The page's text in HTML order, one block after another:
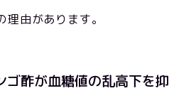
由があります。
ゴ酢が血糖値の乱高下を抑